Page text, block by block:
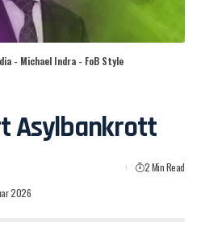
- Michael Indra - FoB Style
Asylbankrott
2026
2 Min Read